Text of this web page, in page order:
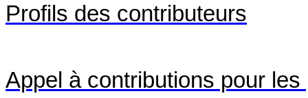
Profils des contributeurs
Appel à contributions pour